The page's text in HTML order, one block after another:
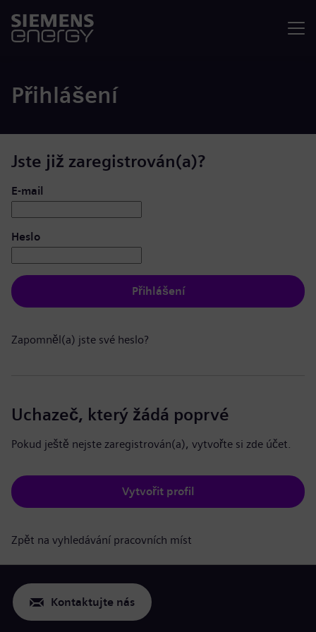
Přihlášení
Jste již zaregistrován(a)?
Přihlášení: uživatel a heslo
E-mail
Heslo
Přihlášení
Zapomněl(a) jste své heslo?
Uchazeč, který žádá poprvé
Pokud ještě nejste zaregistrován(a), vytvořte si zde účet.
Vytvořit profil
Zpět na vyhledávání pracovních míst
Kontaktujte nás